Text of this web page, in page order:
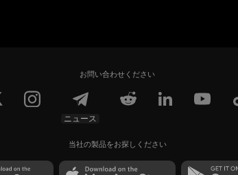
お問い合わせください
ニュース
当社の製品をお探しください